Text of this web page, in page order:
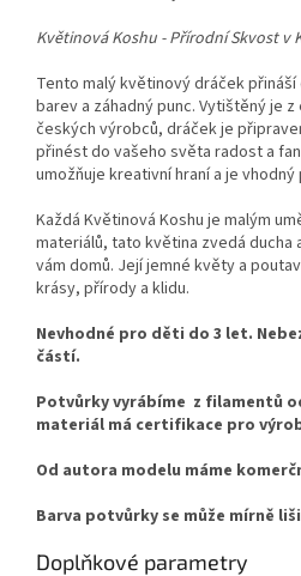
Květinová Koshu - Přírodní Skvost v
Tento malý květinový dráček
barev a záhadný punc. Vytištěný je
českých výrobců, dráček je
přinést do vašeho světa radost a
umožňuje kreativní hraní a je
Každá Květinová Koshu je malým
materiálů, tato květina zvedá ducha
vám domů. Její jemné květy a
krásy, přírody a klidu.
Nevhodné pro děti do 3 let.
částí.
Potvůrky vyrábíme z filamentů
materiál má certifikace pro
Od autora modelu máme
Barva potvůrky se může mírně
Doplňkové parametry